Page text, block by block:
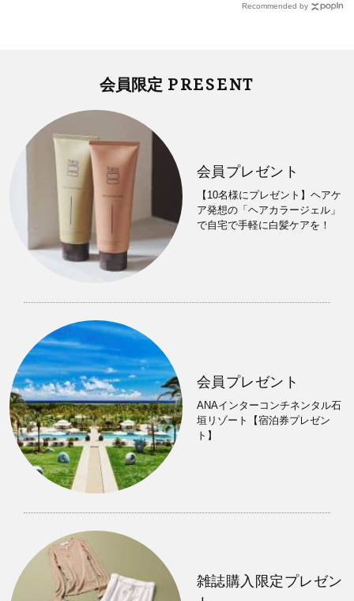
Recommended by
会員限定 PRESENT
会員プレゼント
【10名様にプレゼント】ヘアケ
ア発想の「ヘアカラージェル」
で自宅で手軽に白髪ケアを！
会員プレゼント
ANAインターコンチネンタル石
垣リゾート【宿泊券プレゼン
ト】
雑誌購入限定プレゼン